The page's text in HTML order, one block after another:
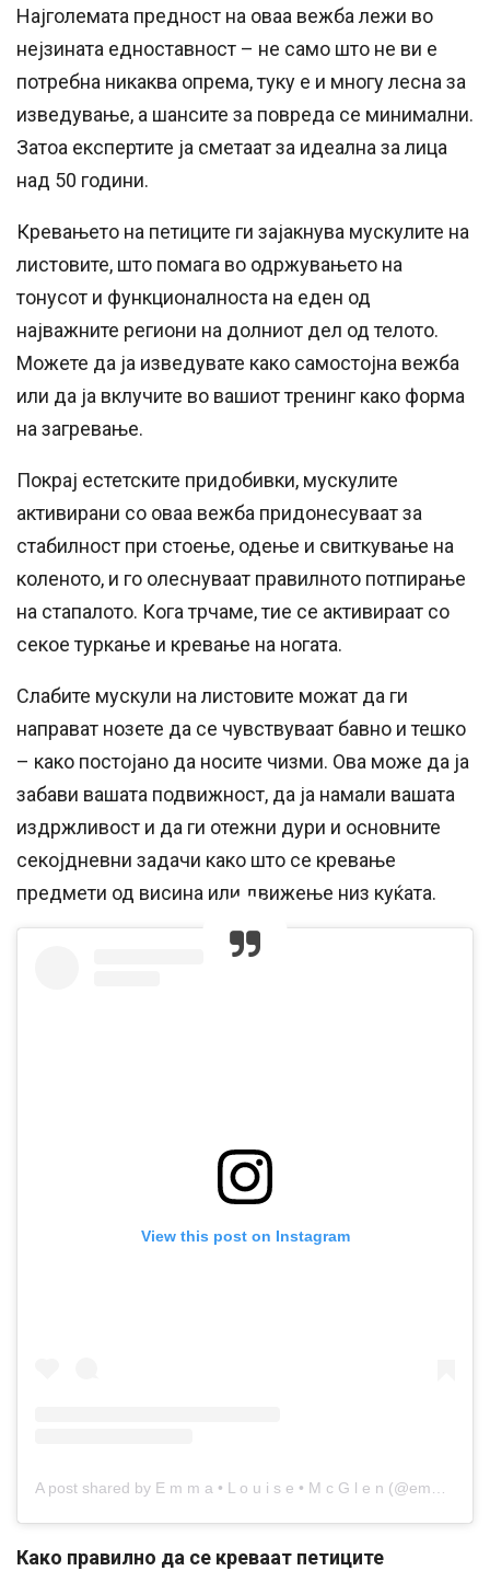
Најголемата предност на оваа вежба лежи во
нејзината едноставност – не само што не ви е
потребна никаква опрема, туку е и многу лесна за
изведување, а шансите за повреда се минимални.
Затоа експертите ја сметаат за идеална за лица
над 50 години.
Кревањето на петиците ги зајакнува мускулите на
листовите, што помага во одржувањето на
тонусот и функционалноста на еден од
најважните региони на долниот дел од телото.
Можете да ја изведувате како самостојна вежба
или да ја вклучите во вашиот тренинг како форма
на загревање.
Покрај естетските придобивки, мускулите
активирани со оваа вежба придонесуваат за
стабилност при стоење, одење и свиткување на
коленото, и го олеснуваат правилното потпирање
на стапалото. Кога трчаме, тие се активираат со
секое туркање и кревање на ногата.
Слабите мускули на листовите можат да ги
направат нозете да се чувствуваат бавно и тешко
– како постојано да носите чизми. Ова може да ја
забави вашата подвижност, да ја намали вашата
издржливост и да ги отежни дури и основните
секојдневни задачи како што се кревање
предмети од висина или движење низ куќата.
View this post on Instagram
Како правилно да се креваат петиците